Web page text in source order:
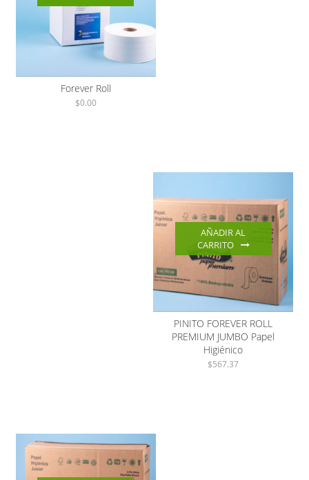
Forever Roll
$0.00
PINITO FOREVER ROLL
PREMIUM JUMBO Papel
Higiénico
$567.37
AÑADIR AL
CARRITO